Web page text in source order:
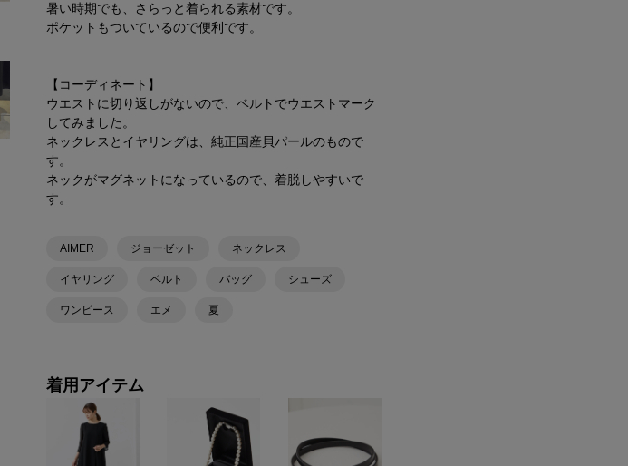
暑い時期でも、さらっと着られる素材です。
ポケットもついているので便利です。
【コーディネート】
ウエストに切り返しがないので、ベルトでウエストマーク
してみました。
ネックレスとイヤリングは、純正国産貝パールのもので
す。
ネックがマグネットになっているので、着脱しやすいで
す。
AIMER ジョーゼット ネックレス
イヤリング ベルト バッグ シューズ
ワンピース エメ 夏
着用アイテム